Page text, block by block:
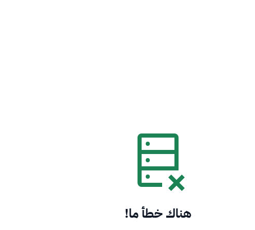
هناك خطأ ما!